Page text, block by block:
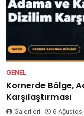
GENEL
Kornerde Bölge,
Karşılaştırması
Galerileri 6 Ağustos